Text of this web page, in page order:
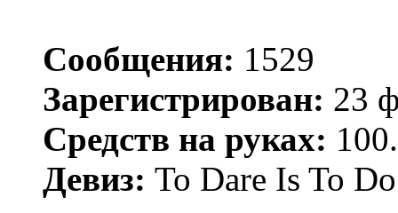
Сообщения: 1529
Зарегистрирован: 23
Средств на руках:
Девиз: To Dare Is To Do